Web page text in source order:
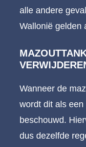
alle andere
Wallonië gelden
Wanneer de
wordt dit als
beschouwd.
dus dezelfde